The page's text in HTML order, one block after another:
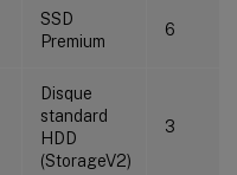
SSD
Premium
6
Disque
standard
HDD
(StorageV2)
3